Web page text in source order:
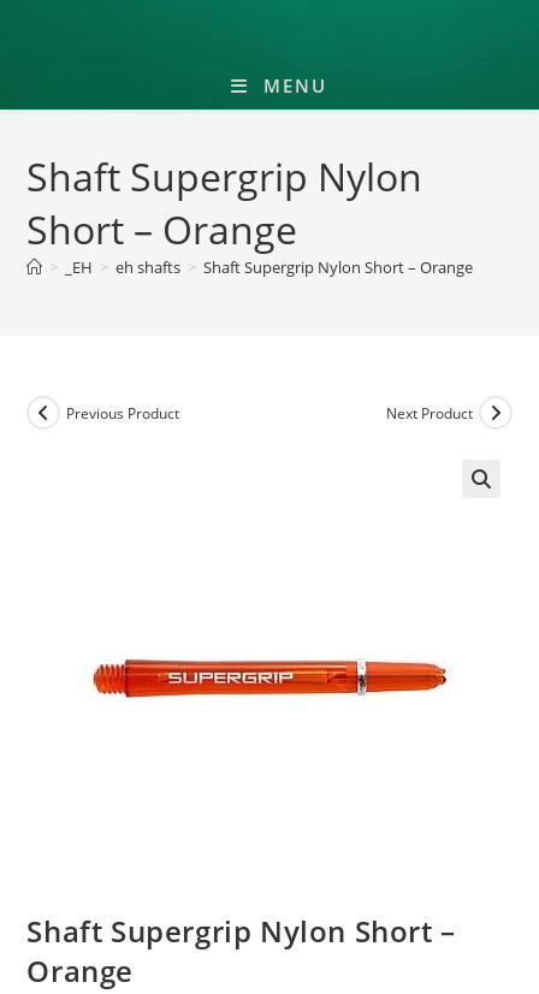
MENU
Shaft Supergrip Nylon
Short – Orange
> _EH > eh shafts > Shaft Supergrip Nylon Short – Orange
Previous Product Next Product
Shaft Supergrip Nylon Short –
Orange